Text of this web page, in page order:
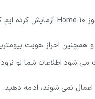
و همچنین احراز هویت
شود اطلاعات شما لو نرود.
نمی شوند، ادامه